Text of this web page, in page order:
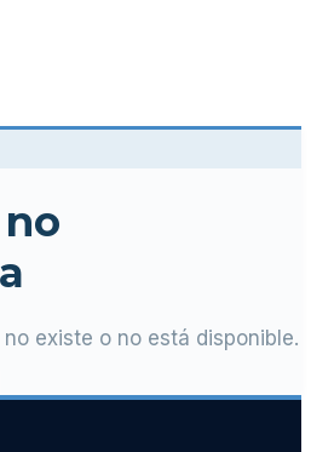
existe o no está disponible.